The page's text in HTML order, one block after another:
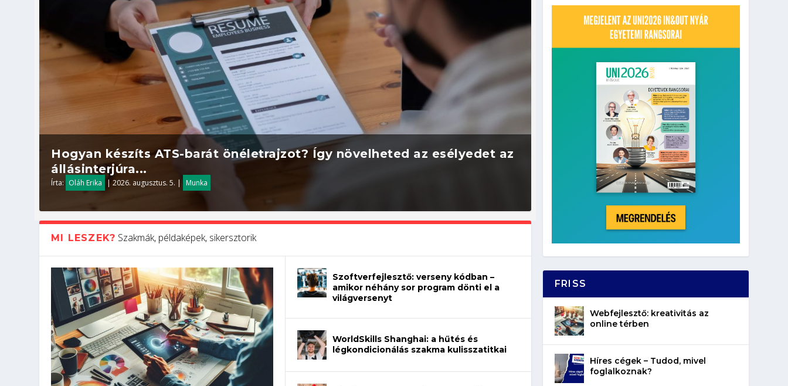
Hogyan készíts ATS-barát önéletrajzot? Így növelheted az esélyedet az
állásinterjúra...
Írta: Oláh Erika |2026. augusztus. 5. | Munka
MI LESZEK? Szakmák, példaképek, sikersztorik
Szoftverfejlesztő: verseny kódban –
amikor néhány sor program dönti el a
világversenyt
WorldSkills Shanghai: a hűtés és
légkondicionálás szakma kulisszatitkai
FRISS
Webfejlesztő: kreativitás az
online térben
Híres cégek – Tudod, mivel
foglalkoznak?